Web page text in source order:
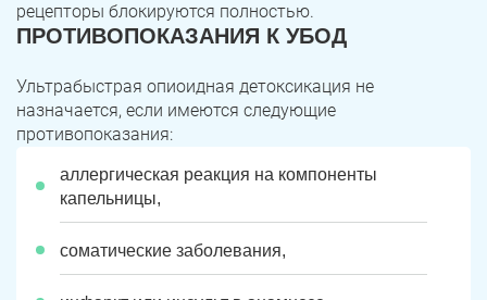
рецепторы блокируются полностью.
ПРОТИВОПОКАЗАНИЯ К УБОД
Ультрабыстрая опиоидная детоксикация не
назначается, если имеются следующие
противопоказания:
аллергическая реакция на компоненты
капельницы,
соматические заболевания,